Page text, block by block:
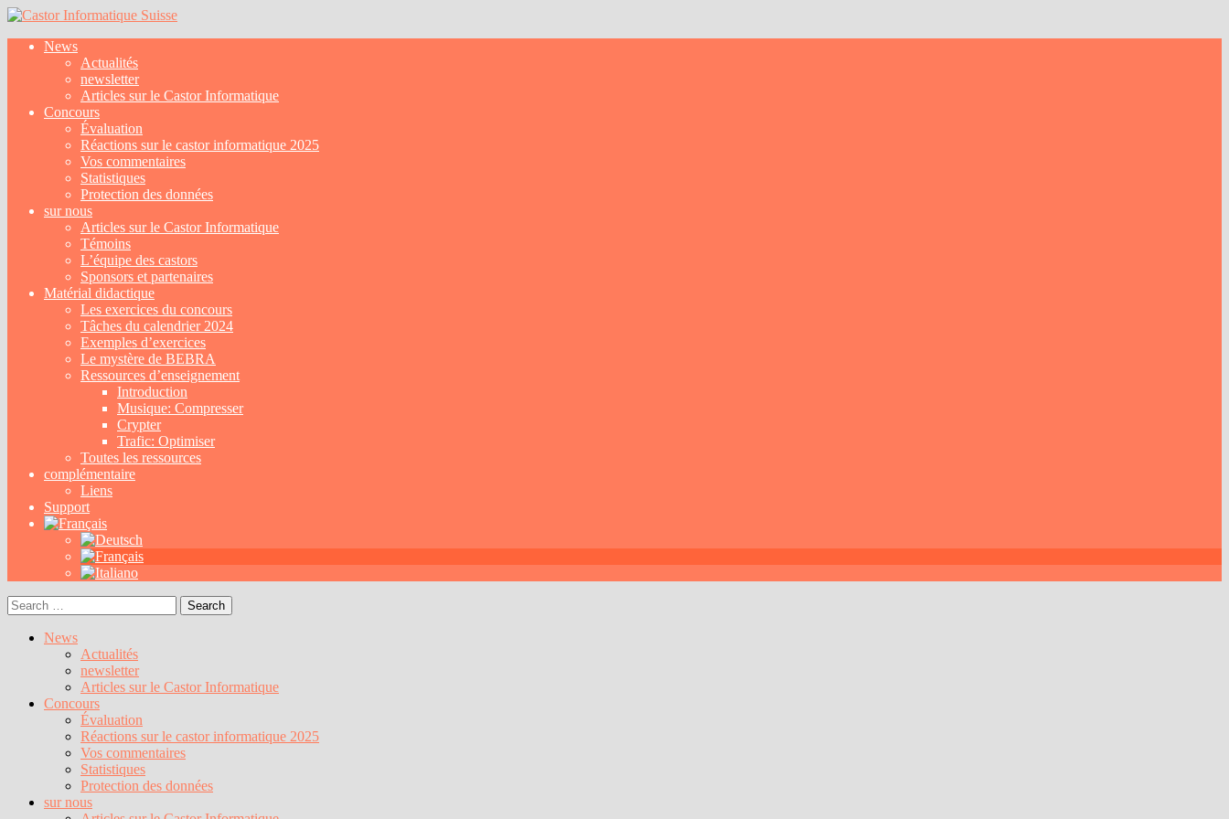
News
Actualités
newsletter
Articles sur le Castor Informatique
Concours
Évaluation
Réactions sur le castor informatique 2025
Vos commentaires
Statistiques
Protection des données
sur nous
Articles sur le Castor Informatique
Témoins
L’équipe des castors
Sponsors et partenaires
Matérial didactique
Les exercices du concours
Tâches du calendrier 2024
Exemples d’exercices
Le mystère de BEBRA
Ressources d’enseignement
Introduction
Musique: Compresser
Crypter
Trafic: Optimiser
Toutes les ressources
complémentaire
Liens
Support
Search
for:
News
Actualités
newsletter
Articles sur le Castor Informatique
Concours
Évaluation
Réactions sur le castor informatique 2025
Vos commentaires
Statistiques
Protection des données
sur nous